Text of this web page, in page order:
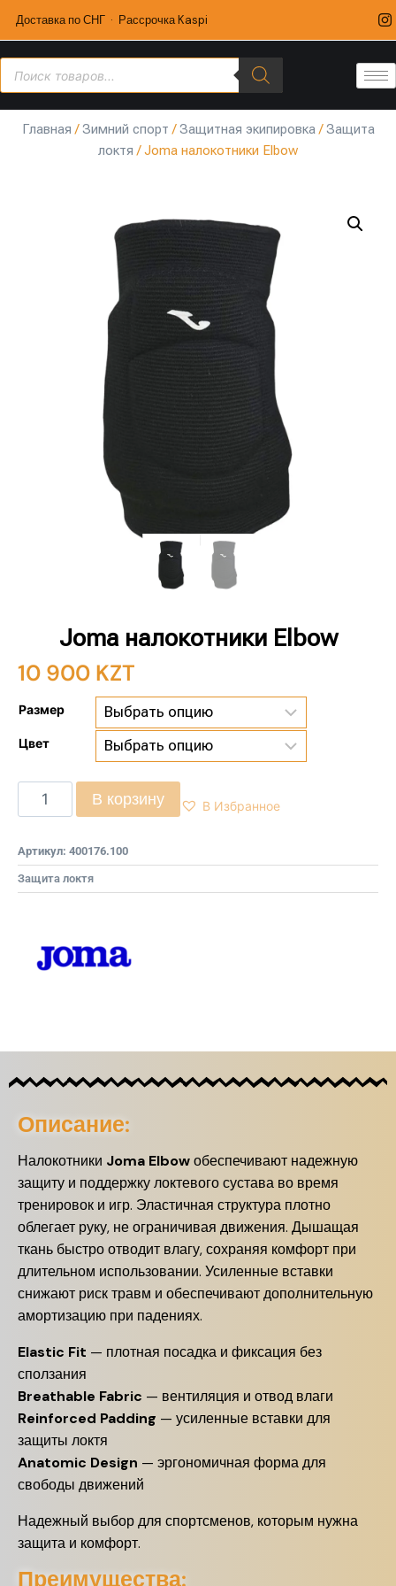
Доставка по СНГ · Рассрочка Kaspi
Главная /Зимний спорт /Защитная экипировка/Защита
локтя / Joma налокотники Elbow
Joma налокотники Elbow
10 900 KZT
Размер
Цвет
В корзину В Избранное
Артикул: 400176.100
Защита локтя
Описание:
Налокотники Joma Elbowобеспечивают надежную
защиту и поддержку локтевого сустава во время
тренировок и игр. Эластичная структура плотно
облегает руку, не ограничивая движения. Дышащая
ткань быстро отводит влагу, сохраняя комфорт при
длительном использовании. Усиленные вставки
снижают риск травм и обеспечивают дополнительную
амортизацию при падениях.
Elastic Fit — плотная посадка и фиксация без
сползания
Breathable Fabric — вентиляция и отвод влаги
Reinforced Padding — усиленные вставки для
защиты локтя
Anatomic Design — эргономичная форма для
свободы движений
Надежный выбор для спортсменов, которым нужна
защита и комфорт.
Преимущества: